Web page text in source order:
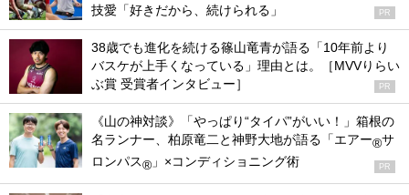
技愛「好きだから、続けられる」
PR
38歳でも進化を続ける篠山竜青が語る「10年前より
バスケが上手くなっている」理由とは。［MVVりらい
ぶ賞 受賞者インタビュー］
PR
《山の神対談》「やっぱり“タイパ”がいい！」箱根の
名ランナー、柏原竜二と神野大地が語る「エアー®サ
ロンパス® 」×コンディショニング術 PR